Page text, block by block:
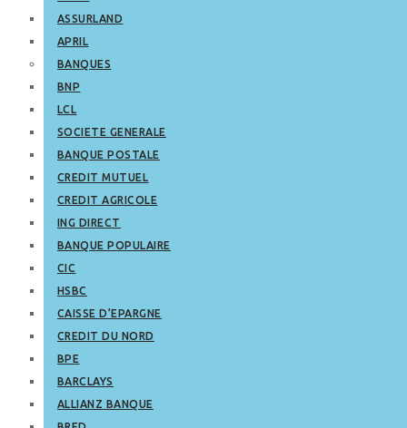
ASSURLAND
APRIL
BANQUES
BNP
LCL
SOCIETE GENERALE
BANQUE POSTALE
CREDIT MUTUEL
CREDIT AGRICOLE
ING DIRECT
BANQUE POPULAIRE
CIC
HSBC
CAISSE D’EPARGNE
CREDIT DU NORD
BPE
BARCLAYS
ALLIANZ BANQUE